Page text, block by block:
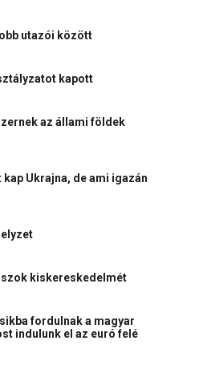
utazói között
kapott
az állami földek
Ukrajna, de ami igazán
kiskereskedelmét
fordulnak a magyar
indulunk el az euró felé